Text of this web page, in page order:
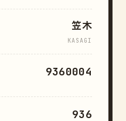
笠木
KASAGI
9360004
936